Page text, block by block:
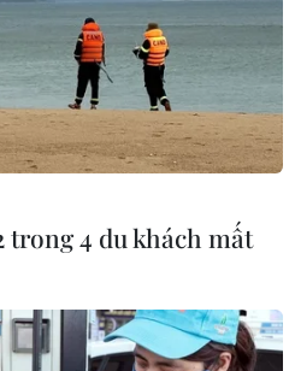
trong 4 du khách mất